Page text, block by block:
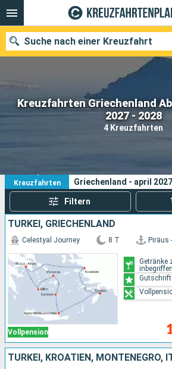
Kreuzfahrten Griechenland
2027 - 2028
4 Kreuzfahrten
Suche nach einer Kreuzfahrt
Unsere Ziele
Suchen
4
Kreuzfahrten
Griechenland - april
Filtern
TÜRKEI, GRIECHENLAND
Vollpension
Celestyal Journey 8 T Piräus
Getränke
inbegriffen